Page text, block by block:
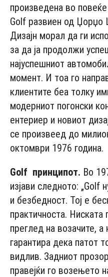
произведена во
Golf развиен од Џорџо
Дизајн морал да ги
за да ја продолжи
најуспешниот
момент. И тоа го
клиентите беа толку
модерниот погонски
ентериер и новиот
се произвеед до
октомври 1976 година.
Golf принципот. Во
изјави следното: „Golf
и безбедност. Тој е
практичноста. Ниската
преглед на возачите, а
гарантира дека патот
видлив. Задниот
правејќи го возењето